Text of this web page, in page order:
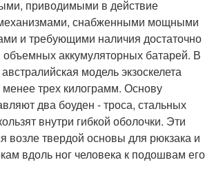
приводимыми в действие
снабженными мощными
и требующими наличия достаточно
аккумуляторных батарей. В
модель экзоскелета
менее трех килограмм. Основу
два боуден - троса, стальных
внутри гибкой оболочки. Эти
возле твердой основы для рюкзака и
вдоль ног человека к подошвам его